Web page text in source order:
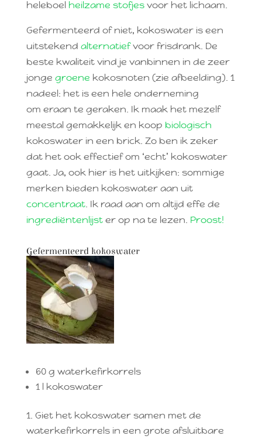
heleboel heilzame stofjesvoor het lichaam.
Gefermenteerd of niet, kokoswater is een
uitstekend alternatiefvoor frisdrank. De
beste kwaliteit vind je vanbinnen in de zeer
jonge groene kokosnoten (zie afbeelding). 1
nadeel: het is een hele onderneming
om eraan te geraken. Ik maak het mezelf
meestal gemakkelijk en koop biologisch
kokoswater in een brick. Zo ben ik zeker
dat het ook effectief om ‘echt’ kokoswater
gaat. Ja, ook hier is het uitkijken: sommige
merken bieden kokoswater aan uit
concentraat. Ik raad aan om altijd effe de
ingrediëntenlijster op na te lezen. Proost!
Gefermenteerd kokoswater
60 g waterkefirkorrels
1 l kokoswater
Giet het kokoswater samen met de
waterkefirkorrels in een grote afsluitbare